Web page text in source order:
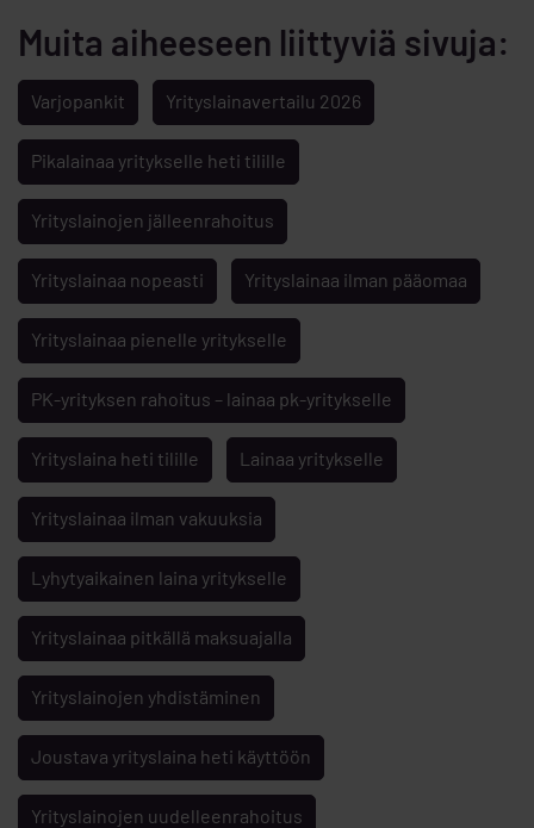
Muita aiheeseen liittyviä sivuja:
Varjopankit Yrityslainavertailu 2026
Pikalainaa yritykselle heti tilille
Yrityslainojen jälleenrahoitus
Yrityslainaa nopeasti Yrityslainaa ilman pääomaa
Yrityslainaa pienelle yritykselle
PK-yrityksen rahoitus – lainaa pk-yritykselle
Yrityslaina heti tilille Lainaa yritykselle
Yrityslainaa ilman vakuuksia
Lyhytyaikainen laina yritykselle
Yrityslainaa pitkällä maksuajalla
Yrityslainojen yhdistäminen
Joustava yrityslaina heti käyttöön
Yrityslainojen uudelleenrahoitus